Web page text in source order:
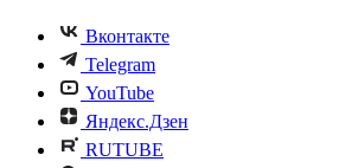
Вконтакте
Telegram
YouTube
Яндекс.Дзен
RUTUBE